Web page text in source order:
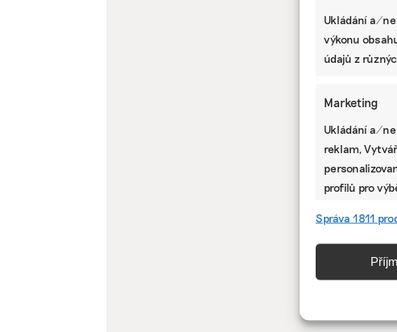
Ukládání a/
výkonu
údajů z
Marketing
Ukládání a/
reklam,
profilů pro
Přiřazování a
zařízení,
Správa 1811